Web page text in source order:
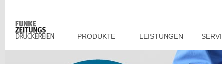
PRODUKTE LEISTUNGEN